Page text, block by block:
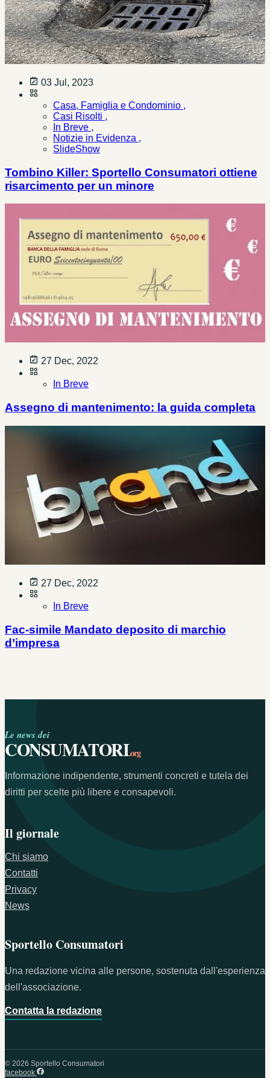
03 Jul, 2023
Casa, Famiglia e Condominio ,
Casi Risolti ,
In Breve ,
Notizie in Evidenza ,
SlideShow
Tombino Killer: Sportello Consumatori ottiene
risarcimento per un minore
27 Dec, 2022
In Breve
Assegno di mantenimento: la guida completa
27 Dec, 2022
In Breve
Fac-simile Mandato deposito di marchio
d’impresa
Le news dei
CONSUMATORI.org
Informazione indipendente, strumenti concreti e tutela dei
diritti per scelte più libere e consapevoli.
Il giornale
Chi siamo
Contatti
Privacy
News
Sportello Consumatori
Una redazione vicina alle persone, sostenuta dall'esperienza
dell'associazione.
Contatta la redazione
© 2026 Sportello Consumatori
facebook